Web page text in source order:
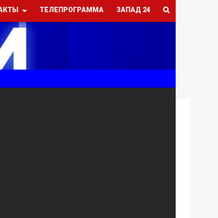
ТЕЛЕПРОГРАММА ЗАПАД 24